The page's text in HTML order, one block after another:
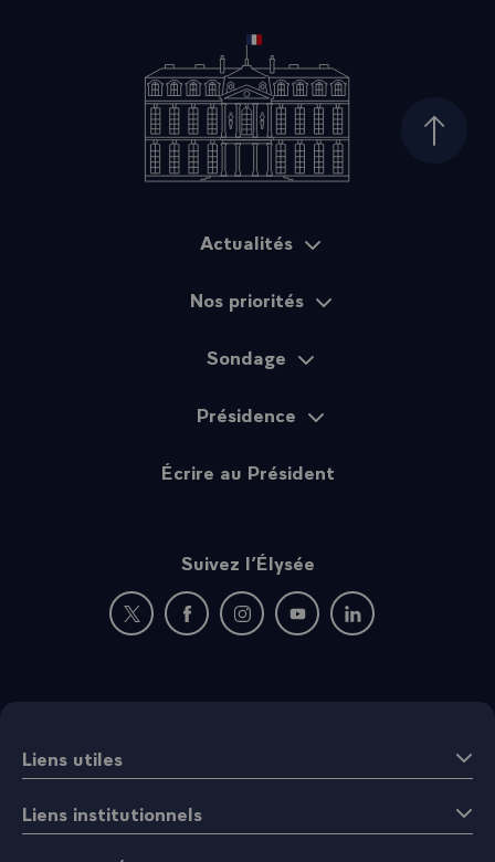
Haut
Actualités
Nos priorités
Sondage
Présidence
Écrire au Président
Suivez l’Élysée
Nouvelle fenêtre : rejoignez-nous sur Twitter
Nouvelle fenêtre : rejoignez-nous sur
Nouvelle fenêtre : rejoignez-nous
Nouvelle fenêtre :
Nouvelle fenêtre :
Liens utiles
Liens institutionnels